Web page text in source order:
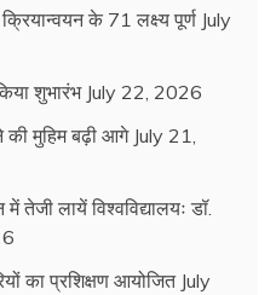
के 71 लक्ष्य पूर्ण July
शुभारंभ July 22, 2026
की मुहिम बढ़ी आगे July 21,
लायें विश्वविद्यालयः डॉ.
का प्रशिक्षण आयोजित July